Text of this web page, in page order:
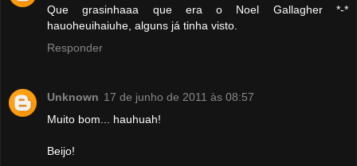
Que grasinhaaa que era o Noel Gallagher *-*
hauoheuihaiuhe, alguns já tinha visto.
Responder
Unknown 17 de junho de 2011 às 08:57
Muito bom... hauhuah!
Beijo!